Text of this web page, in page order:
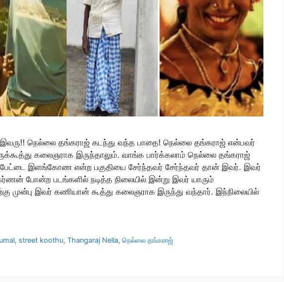
இவரு!! நெல்லை தங்கராஜ் கடந்து வந்த பாதை! நெல்லை தங்கராஜ் என்பவர்
கலைஞராக இருந்தாலும். வாங்க பார்க்கலாம் நெல்லை தங்கராஜ்
இளங்கோண என்ற பகுதியை சேர்ந்தவர் சேர்ந்தவர் தான் இவர். இவர்
கர்ணன் போன்ற படங்களில் நடித்த நிலையில் இன்று இவர் யாரும்
முன்பு இவர் கணியான் கூத்து கலைஞராக இருந்து வந்தார். இந்நிலையில்
, street koothu,Thangaraj Nella,நெல்லை தங்கராஜ்